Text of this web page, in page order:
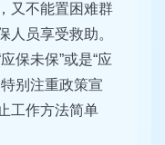
又不能置困难群
人员享受救助。
保未保”或是“应
别注重政策宣
工作方法简单